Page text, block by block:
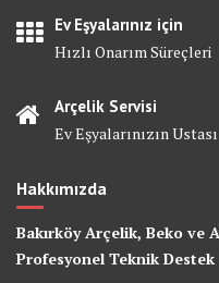
Ev Eşyalarınız için
Hızlı Onarım Süreçleri
Arçelik Servisi
Ev Eşyalarınızın Ustası
Hakkımızda
Bakırköy Arçelik, Beko ve
Profesyonel Teknik Destek